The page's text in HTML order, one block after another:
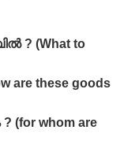
? (What to
are these goods
(for whom are